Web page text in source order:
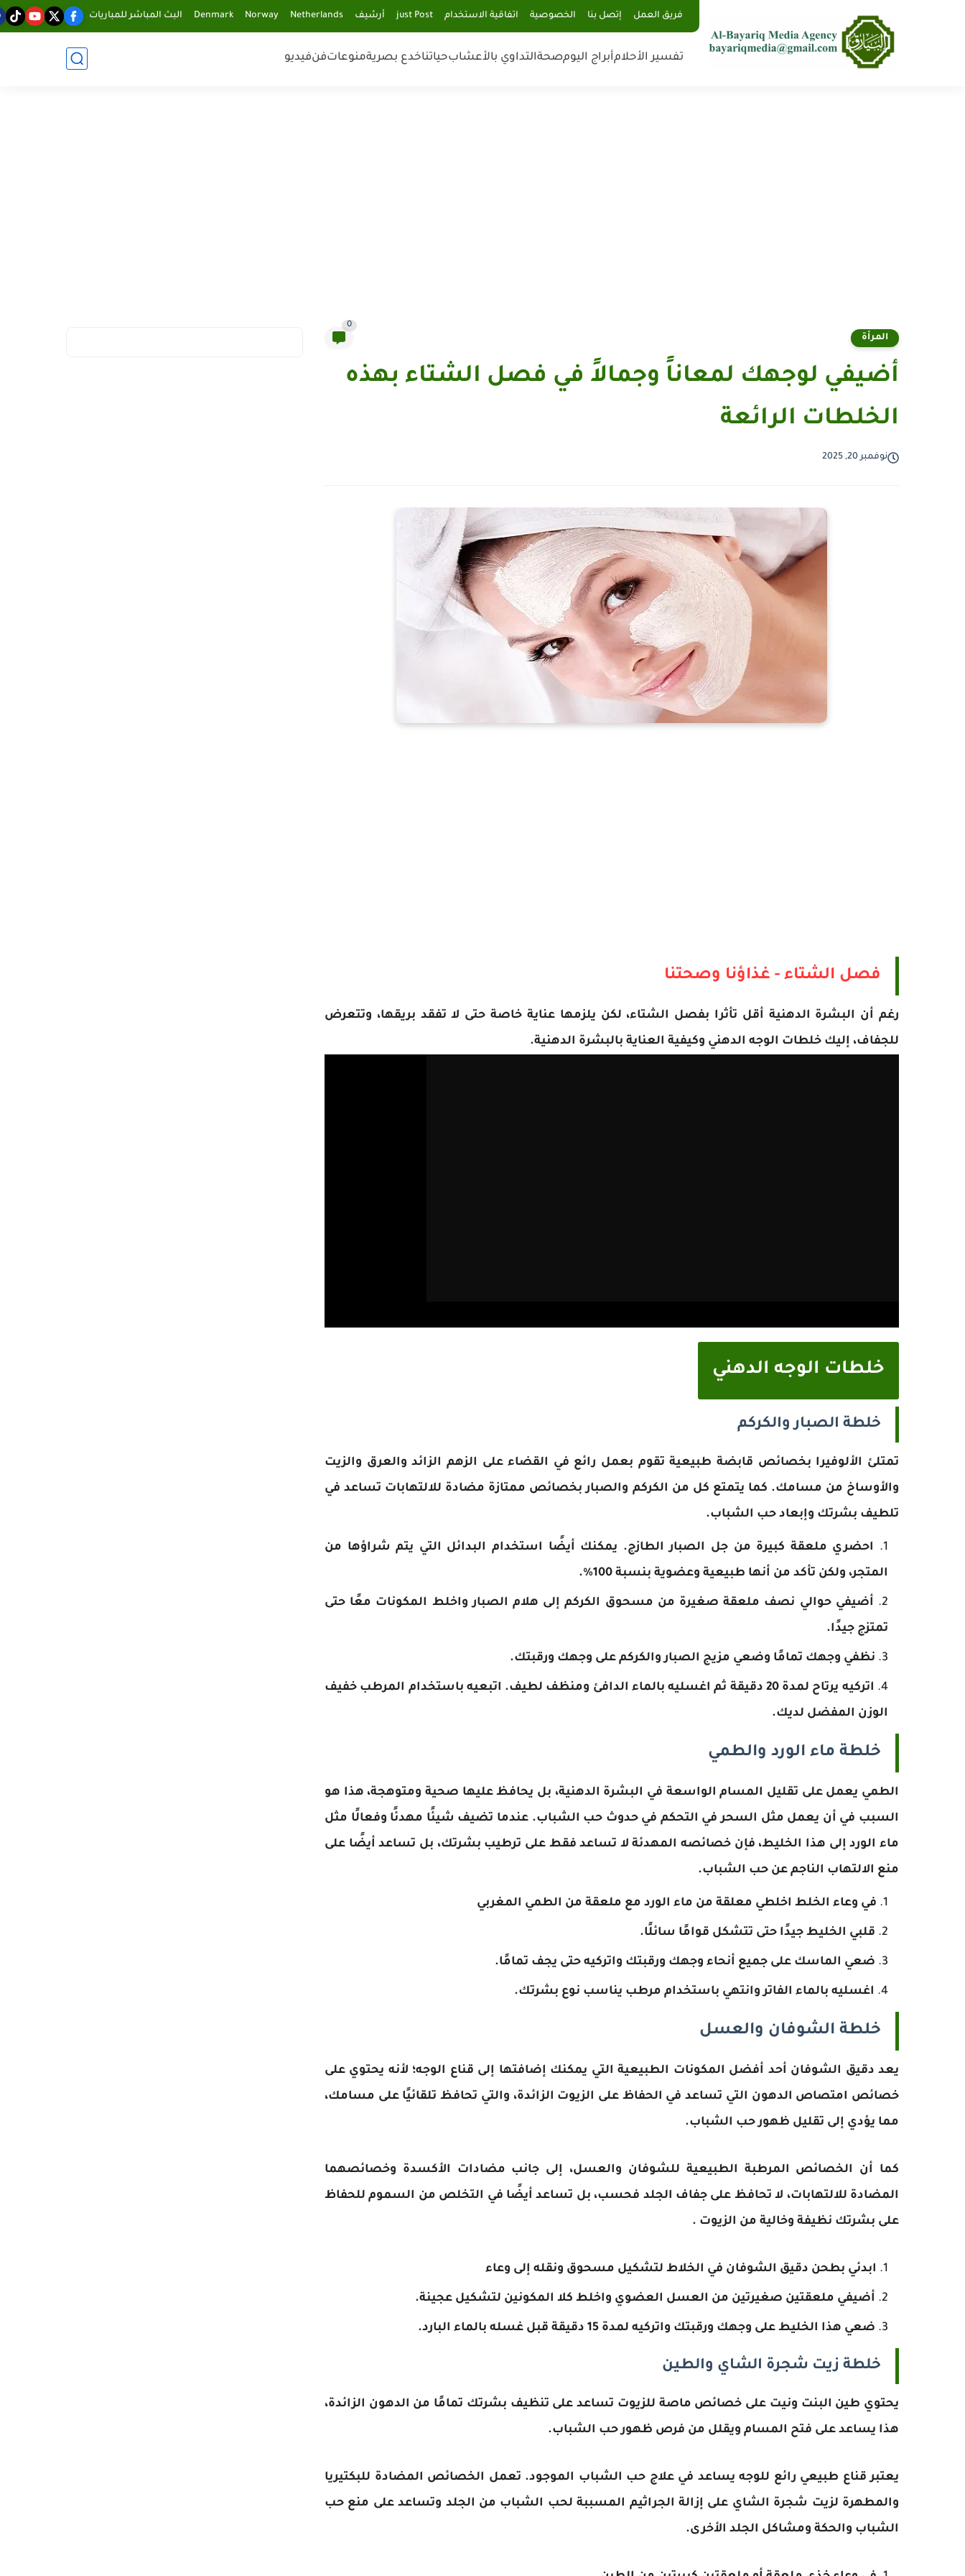
فريق العمل إتصل بنا الخصوصية اتفاقية الاستخدام just Post أرشيف Netherlands
Norway
Denmark البث المباشر للمباريات
تفسير الأحلامأبراج اليومصحةالتداوي بالأعشابحياتناخدع بصريةمنوعاتفنفيديو
المرأة
0
أضيفي لوجهك لمعاناً وجمالاً في فصل الشتاء بهذه
الخلطات الرائعة
نوفمبر 20, 2025
فصل الشتاء - غذاؤنا وصحتنا
رغم أن البشرة الدهنية أقل تأثرا بفصل الشتاء، لكن يلزمها عناية خاصة حتى لا تفقد بريقها، وتتعرض
للجفاف، إليك خلطات الوجه الدهني وكيفية العناية بالبشرة الدهنية.
خلطات الوجه الدهني
خلطة الصبار والكركم
تمتلئ الألوفيرا بخصائص قابضة طبيعية تقوم بعمل رائع في القضاء على الزهم الزائد والعرق والزيت
والأوساخ من مسامك. كما يتمتع كل من الكركم والصبار بخصائص ممتازة مضادة للالتهابات تساعد في
تلطيف بشرتك وإبعاد حب الشباب.
احضري ملعقة كبيرة من جل الصبار الطازج. يمكنك أيضًا استخدام البدائل التي يتم شراؤها من
المتجر، ولكن تأكد من أنها طبيعية وعضوية بنسبة 100٪.
أضيفي حوالي نصف ملعقة صغيرة من مسحوق الكركم إلى هلام الصبار واخلط المكونات معًا حتى
تمتزج جيدًا.
نظفي وجهك تمامًا وضعي مزيج الصبار والكركم على وجهك ورقبتك.
اتركيه يرتاح لمدة 20 دقيقة ثم اغسليه بالماء الدافئ ومنظف لطيف. اتبعيه باستخدام المرطب خفيف
الوزن المفضل لديك.
خلطة ماء الورد والطمي
الطمي يعمل على تقليل المسام الواسعة في البشرة الدهنية، بل يحافظ عليها صحية ومتوهجة، هذا هو
السبب في أن يعمل مثل السحر في التحكم في حدوث حب الشباب. عندما تضيف شيئًا مهدئًا وفعالًا مثل
ماء الورد إلى هذا الخليط، فإن خصائصه المهدئة لا تساعد فقط على ترطيب بشرتك، بل تساعد أيضًا على
منع الالتهاب الناجم عن حب الشباب.
في وعاء الخلط اخلطي معلقة من ماء الورد مع ملعقة من الطمي المغربي
قلبي الخليط جيدًا حتى تتشكل قوامًا سائلًا.
ضعي الماسك على جميع أنحاء وجهك ورقبتك واتركيه حتى يجف تمامًا.
اغسليه بالماء الفاتر وانتهي باستخدام مرطب يناسب نوع بشرتك.
خلطة الشوفان والعسل
يعد دقيق الشوفان أحد أفضل المكونات الطبيعية التي يمكنك إضافتها إلى قناع الوجه؛ لأنه يحتوي على
خصائص امتصاص الدهون التي تساعد في الحفاظ على الزيوت الزائدة، والتي تحافظ تلقائيًا على مسامك،
مما يؤدي إلى تقليل ظهور حب الشباب.
كما أن الخصائص المرطبة الطبيعية للشوفان والعسل، إلى جانب مضادات الأكسدة وخصائصهما
المضادة للالتهابات، لا تحافظ على جفاف الجلد فحسب، بل تساعد أيضًا في التخلص من السموم للحفاظ
على بشرتك نظيفة وخالية من الزيوت .
ابدئي بطحن دقيق الشوفان في الخلاط لتشكيل مسحوق ونقله إلى وعاء
أضيفي ملعقتين صغيرتين من العسل العضوي واخلط كلا المكونين لتشكيل عجينة.
ضعي هذا الخليط على وجهك ورقبتك واتركيه لمدة 15 دقيقة قبل غسله بالماء البارد.
خلطة زيت شجرة الشاي والطين
يحتوي طين البنت ونيت على خصائص ماصة للزيوت تساعد على تنظيف بشرتك تمامًا من الدهون الزائدة،
هذا يساعد على فتح المسام ويقلل من فرص ظهور حب الشباب.
يعتبر قناع طبيعي رائع للوجه يساعد في علاج حب الشباب الموجود. تعمل الخصائص المضادة للبكتيريا
والمطهرة لزيت شجرة الشاي على إزالة الجراثيم المسببة لحب الشباب من الجلد وتساعد على منع حب
الشباب والحكة ومشاكل الجلد الأخرى.